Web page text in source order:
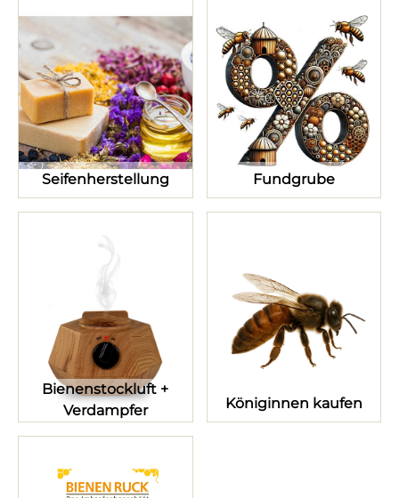
Seifenherstellung Fundgrube
Bienenstockluft +
Verdampfer
Königinnen kaufen